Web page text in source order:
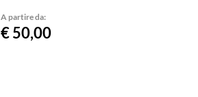
A partire da:
€ 50,00